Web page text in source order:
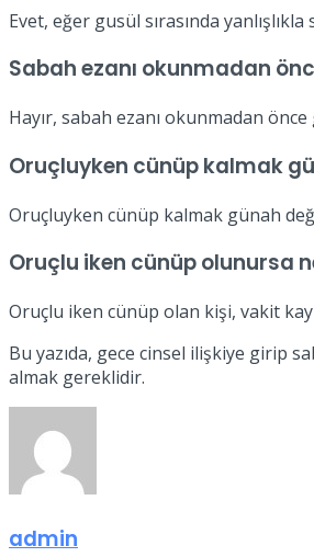
Evet, eğer gusül sırasında
Sabah ezanı okunmadan
Hayır, sabah ezanı okunmadan
Oruçluyken cünüp kalmak
Oruçluyken cünüp kalmak günah
Oruçlu iken cünüp olunursa
Oruçlu iken cünüp olan kişi, vakit
Bu yazıda, gece cinsel ilişkiye girip
almak gereklidir.
admin